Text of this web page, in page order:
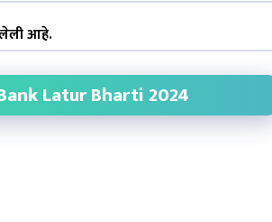
आहे.
Latur Bharti 2024